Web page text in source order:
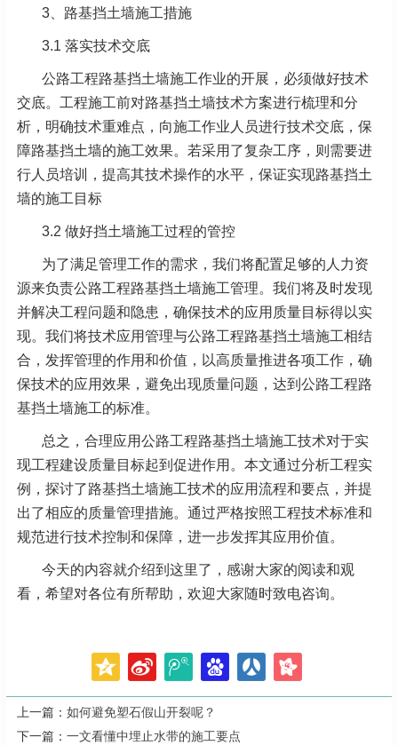
3、路基挡土墙施工措施
3.1 落实技术交底
公路工程路基挡土墙施工作业的开展，必须做好技术
交底。工程施工前对路基挡土墙技术方案进行梳理和分
析，明确技术重难点，向施工作业人员进行技术交底，保
障路基挡土墙的施工效果。若采用了复杂工序，则需要进
行人员培训，提高其技术操作的水平，保证实现路基挡土
墙的施工目标
3.2 做好挡土墙施工过程的管控
为了满足管理工作的需求，我们将配置足够的人力资
源来负责公路工程路基挡土墙施工管理。我们将及时发现
并解决工程问题和隐患，确保技术的应用质量目标得以实
现。我们将技术应用管理与公路工程路基挡土墙施工相结
合，发挥管理的作用和价值，以高质量推进各项工作，确
保技术的应用效果，避免出现质量问题，达到公路工程路
基挡土墙施工的标准。
总之，合理应用公路工程路基挡土墙施工技术对于实
现工程建设质量目标起到促进作用。本文通过分析工程实
例，探讨了路基挡土墙施工技术的应用流程和要点，并提
出了相应的质量管理措施。通过严格按照工程技术标准和
规范进行技术控制和保障，进一步发挥其应用价值。
今天的内容就介绍到这里了，感谢大家的阅读和观
看，希望对各位有所帮助，欢迎大家随时致电咨询。
上一篇： 如何避免塑石假山开裂呢？
下一篇： 一文看懂中埋止水带的施工要点